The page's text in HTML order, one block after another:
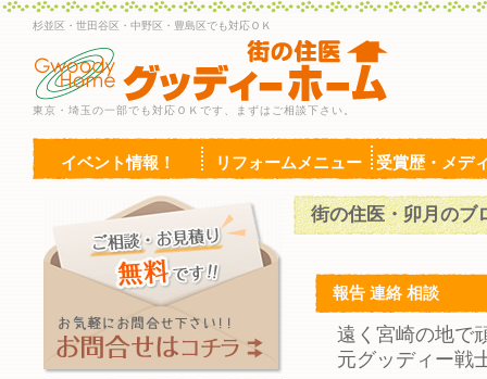
杉並区・世田谷区・中野区・豊島区でも対応ＯＫ
東京・埼玉の一部でも対応ＯＫです、まずはご相談下さい。
イベント情報！ リフォームメニュー 受賞歴・メデ
街の住医・卯月のブ
報告 連絡 相談
遠く宮崎の地で
元グッディー戦